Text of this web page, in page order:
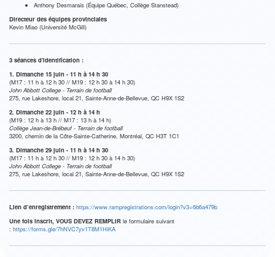
Anthony Desmarais (Équipe Québec, Collège Stanstead)
Directeur des équipes provinciales
Kevin Miao (Université McGill)
3 séances d'identification :
1. Dimanche 15 juin - 11 h à 14 h 30
(M17 : 11 h à 12 h 30 // M19 : 12 h 30 à 14 h 30)
John Abbott College - Terrain de football
275, rue Lakeshore, local 21, Sainte-Anne-de-Bellevue, QC H9X 1S2
2. Dimanche 22 juin - 12 h à 14 h
(M19 : 12 h à 13 h // M17 : 13 h à 14 h)
Collège Jean-de-Brébeuf - Terrain de football
3200, chemin de la Côte-Sainte-Catherine, Montréal, QC H3T 1C1
3. Dimanche 29 juin - 11 h à 14 h 30
(M17 : 11 h à 12 h 30 // M19 : 12 h 30 à 14 h 30)
John Abbott College - Terrain de football
275, rue Lakeshore, local 21, Sainte-Anne-de-Bellevue, QC H9X 1S2
Lien d’enregistrement : https://www.rampregistrations.com/login?v3=6b6a479b
Une fois inscrit, VOUS DEVEZ REMPLIR le formulaire suivant
: https://forms.gle/7hNVC7yv1T8M1HiKA